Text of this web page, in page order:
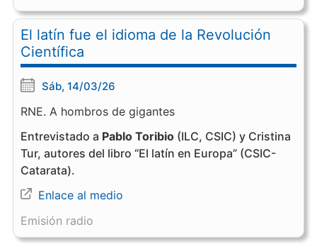
El latín fue el idioma de la Revolución
Científica
Sáb, 14/03/26
RNE. A hombros de gigantes
Entrevistado a Pablo Toribio(ILC, CSIC) y Cristina
Tur, autores del libro “El latín en Europa” (CSIC-
Catarata).
Enlace al medio
Emisión radio